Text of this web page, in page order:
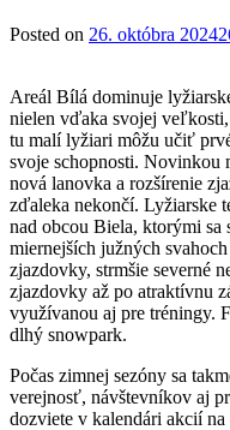
Posted on 26. októbra 2024
Areál Bílá dominuje
nielen vďaka svojej veľkosti,
tu malí lyžiari môžu učiť
svoje schopnosti. Novinkou
nová lanovka a rozšírenie
zďaleka nekončí. Lyžiarske
nad obcou Biela, ktorými sa
miernejších južných
zjazdovky, strmšie severné
zjazdovky až po atraktívnu
využívanou aj pre tréningy.
dlhý snowpark.
Počas zimnej sezóny sa
verejnosť, návštevníkov aj
dozviete v kalendári akcií na